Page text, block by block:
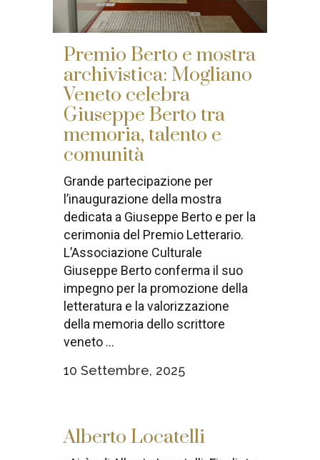
Premio Berto e mostra
archivistica: Mogliano
Veneto celebra
Giuseppe Berto tra
memoria, talento e
comunità
Grande partecipazione per
l’inaugurazione della mostra
dedicata a Giuseppe Berto e per la
cerimonia del Premio Letterario.
L’Associazione Culturale
Giuseppe Berto conferma il suo
impegno per la promozione della
letteratura e la valorizzazione
della memoria dello scrittore
veneto ...
10 Settembre, 2025
Alberto Locatelli